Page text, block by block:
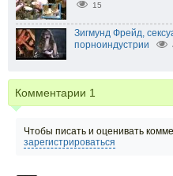
15
Зигмунд Фрейд,
порноиндустрии
Комментарии 1
Чтобы писать и оценивать
зарегистрироваться